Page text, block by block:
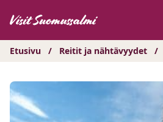
sisältöön
Etusivu / Reitit ja nähtävyydet /